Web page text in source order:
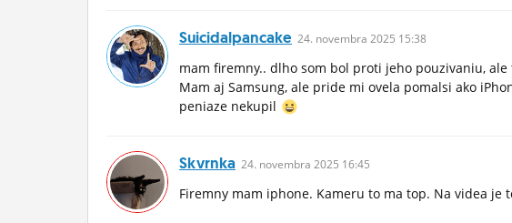
Suicidalpancake 24. novembra 2025 15:38
mam firemny.. dlho som bol proti jeho pouzivaniu,
Mam aj Samsung, ale pride mi ovela pomalsi ako
peniaze nekupil
Skvrnka 24. novembra 2025 16:45
Firemny mam iphone. Kameru to ma top. Na videa je